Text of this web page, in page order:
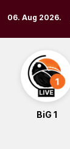
to
content
06. Aug 2026.
BiG 1